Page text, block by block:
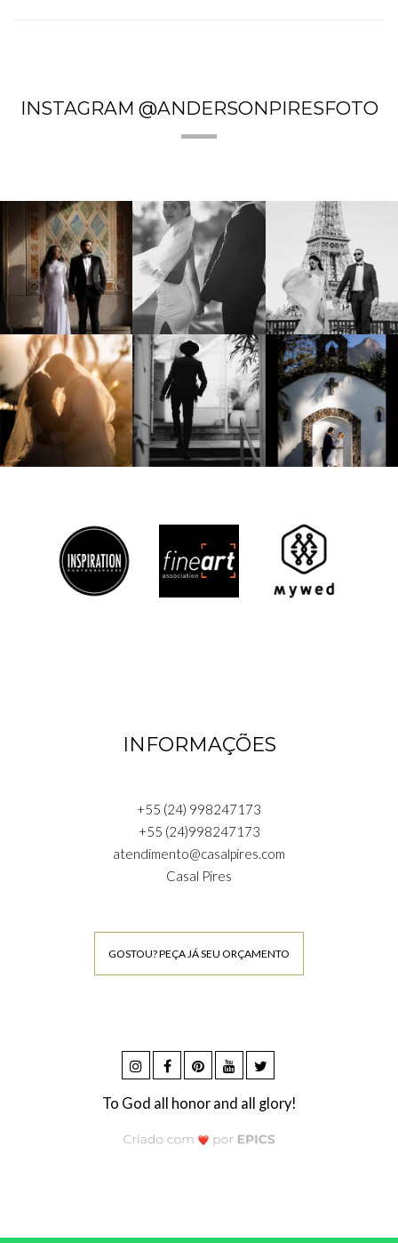
INSTAGRAM @ANDERSONPIRESFOTO
INFORMAÇÕES
+55 (24) 998247173
+55 (24)998247173
atendimento@casalpires.com
Casal Pires
GOSTOU? PEÇA JÁ SEU ORÇAMENTO
To God all honor and all glory!